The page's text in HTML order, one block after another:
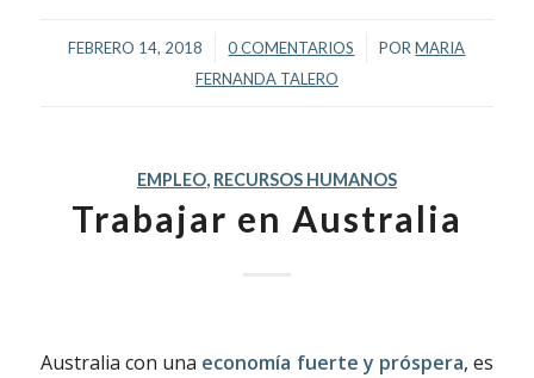
FEBRERO 14, 2018
/ 0 COMENTARIOS
/ PORMARIA
FERNANDA TALERO
EMPLEO, RECURSOS HUMANOS
Trabajar en Australia
Australia con una economía fuerte y próspera, es